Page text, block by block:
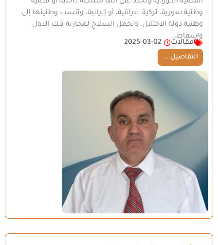
وطنية سورية، تركية، عراقية، أو إيرانية، وتنسب وطنيتها إلى
وطنية دولة الاحتلال، وتحمل السلاح لمحاربة تلك الدول
وإسقاط…
مقالات
2025-03-02
التفاصيل ...